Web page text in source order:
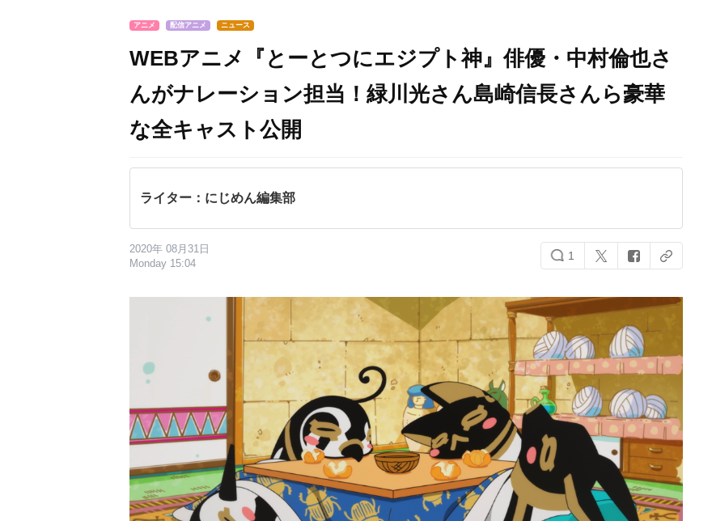
アニメ 配信アニメ ニュース
WEBアニメ『とーとつにエジプト神』俳優・中村倫也さ
んがナレーション担当！緑川光さん島崎信長さんら豪華
な全キャスト公開
ライター：にじめん編集部
2020年 08月31日
Monday 15:04
1